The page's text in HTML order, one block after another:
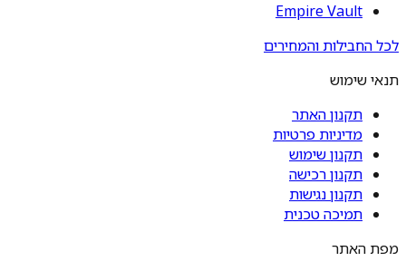
Empire Vault
לכל החבילות והמחירים
תנאי שימוש
תקנון האתר
מדיניות פרטיות
תקנון שימוש
תקנון רכישה
תקנון נגישות
תמיכה טכנית
מפת האתר